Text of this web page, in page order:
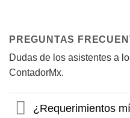
PREGUNTAS
Dudas de los asistentes a
ContadorMx.
¿Requerimientos